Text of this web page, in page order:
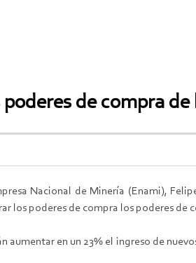
de compra de
Nacional de Minería (Enami),
los poderes de compra los poderes
en un 23% el ingreso de